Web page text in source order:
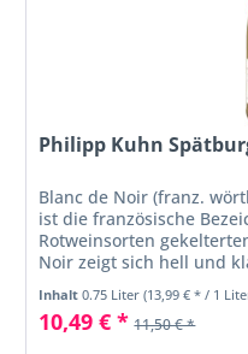
Philipp Kuhn
Blanc de Noir (franz.
ist die französische
Rotweinsorten
Noir zeigt sich hell und
Inhalt0.75 Liter(13,99 € * / 1
10,49 € * 11,50 € *